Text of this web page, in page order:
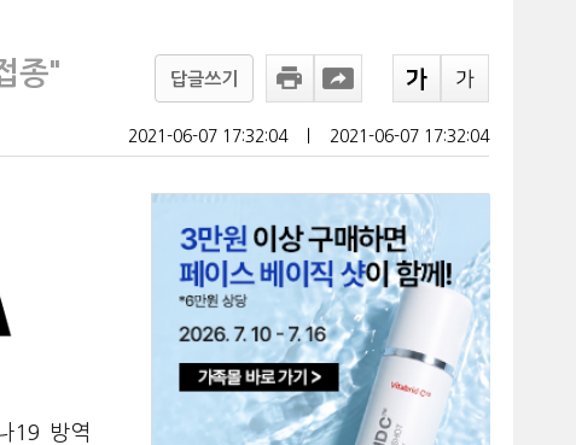
종" 답글쓰기
2021-06-07 17:32:04 2021-06-07 17:32:04
19 방역